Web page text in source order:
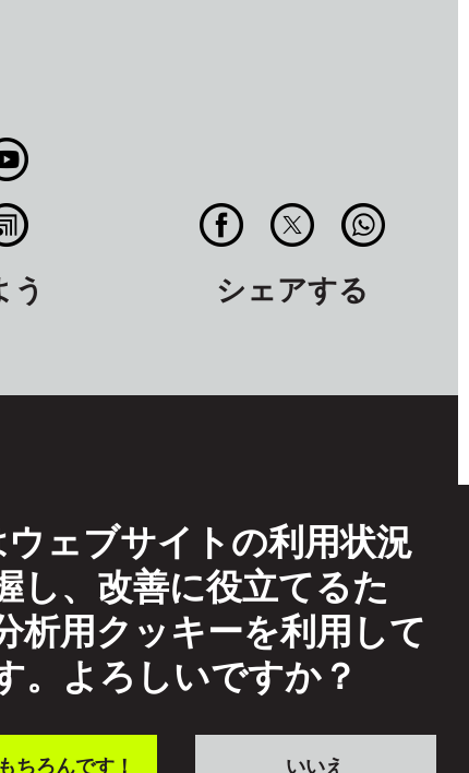
シェアする
利用条件
Use
方針
ェブサイトの利用状況
し、改善に役立てるた
析用クッキーを利用して
。よろしいですか？
いいえ
ちろんです！